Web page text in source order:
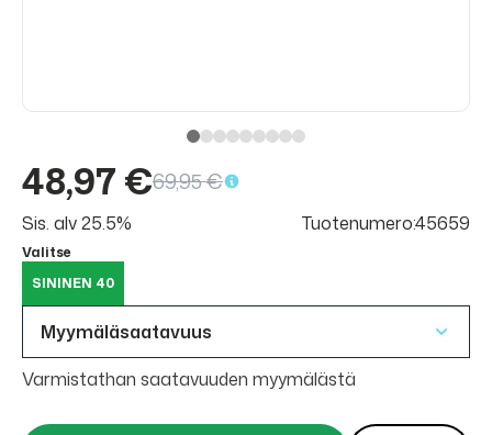
48,97 €69,95 €
Sis. alv 25.5% Tuotenumero:45659
Valitse
SININEN 40
Myymäläsaatavuus
Varmistathan saatavuuden myymälästä